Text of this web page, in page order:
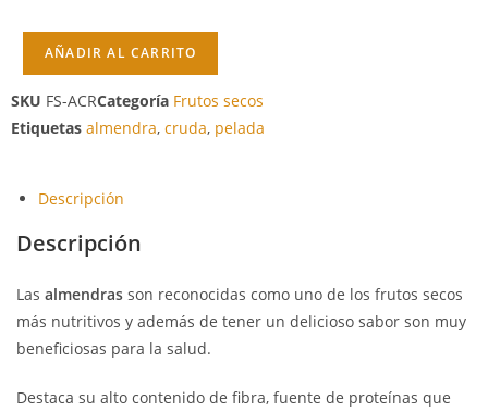
AÑADIR AL CARRITO
SKU FS-ACRCategoría Frutos secos
Etiquetas almendra, cruda, pelada
Descripción
Descripción
Las almendras son reconocidas como uno de los frutos secos
más nutritivos y además de tener un delicioso sabor son muy
beneficiosas para la salud.
Destaca su alto contenido de fibra, fuente de proteínas que